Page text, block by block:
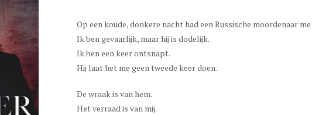
Op een koude, donkere nacht had een Russische moordenaar
Ik ben gevaarlijk, maar hij is dodelijk.
Ik ben een keer ontsnapt.
Hij laat het me geen tweede keer doen.
De wraak is van hem.
Het verraad is van mij.